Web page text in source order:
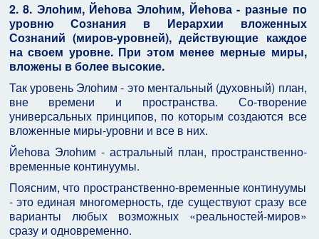
2. 8. Элоhим, Йеhова Элоhим, Йеhова - разные по
уровню Сознания в Иерархии вложенных
Сознаний (миров-уровней), действующие каждое
на своем уровне. При этом менее мерные миры,
вложены в более высокие.
Так уровень Элоhим - это ментальный (духовный) план,
вне времени и пространства. Со-творение
универсальных принципов, по которым создаются все
вложенные миры-уровни и все в них.
Йеhова Элоhим - астральный план, пространственно-
временные континуумы.
Поясним, что пространственно-временные континуумы
- это единая многомерность, где существуют сразу все
варианты любых возможных «реальностей-миров»
сразу и одновременно.